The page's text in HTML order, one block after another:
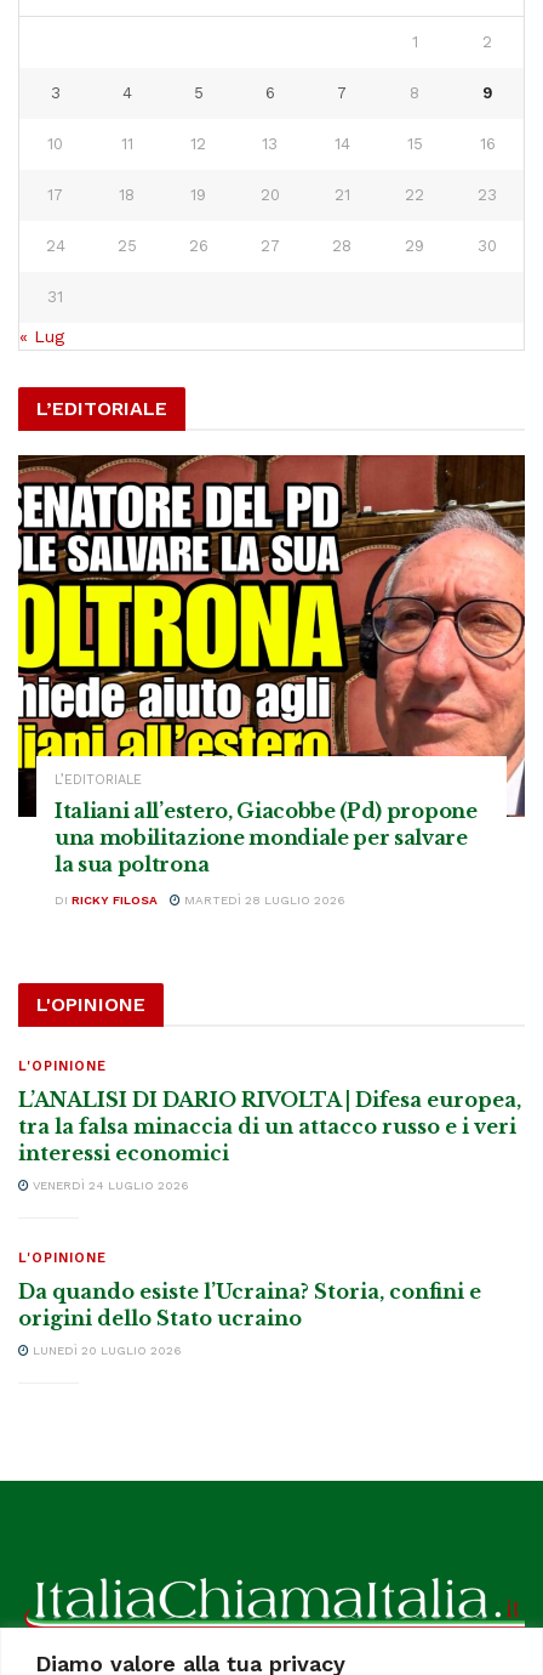
Diamo valore alla tua privacy
1 2
3 4 5 6 7 8 9
10 11 12 13 14 15 16
17 18 19 20 21 22 23
24 25 26 27 28 29 30
31
« Lug
L’EDITORIALE
L’EDITORIALE
Italiani all’estero, Giacobbe (Pd) propone
una mobilitazione mondiale per salvare
la sua poltrona
DI RICKY FILOSA MARTEDÌ 28 LUGLIO 2026
L'OPINIONE
L'OPINIONE
L’ANALISI DI DARIO RIVOLTA | Difesa europea,
tra la falsa minaccia di un attacco russo e i veri
interessi economici
VENERDÌ 24 LUGLIO 2026
L'OPINIONE
Da quando esiste l’Ucraina? Storia, confini e
origini dello Stato ucraino
LUNEDÌ 20 LUGLIO 2026